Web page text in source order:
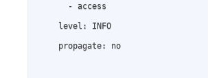
      - access
    level: INFO
    propagate: no